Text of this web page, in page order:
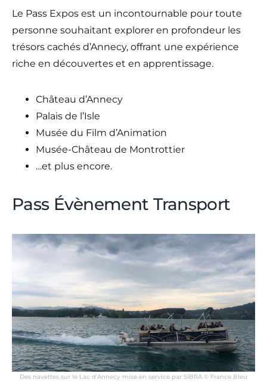
Le Pass Expos est un incontournable pour toute
personne souhaitant explorer en profondeur les
trésors cachés d’Annecy, offrant une expérience
riche en découvertes et en apprentissage.
Château d’Annecy
Palais de l’Isle
Musée du Film d’Animation
Musée-Château de Montrottier
…et plus encore.
Pass Évènement Transport
Des navettes sur le Lac d’Annecy mise en service par SIBRA © France Bleu